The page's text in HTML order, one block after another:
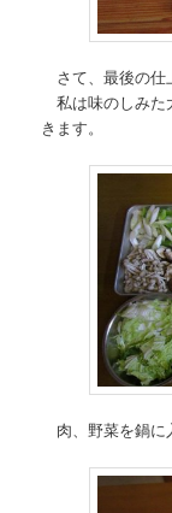
さて、最後の仕
私は味のしみた
きます。
肉、野菜を鍋